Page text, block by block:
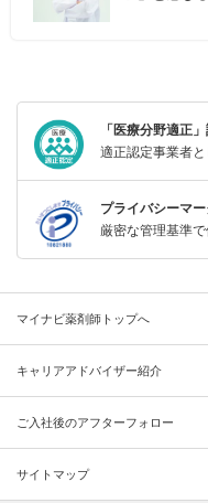
「医療分野適正
適正認定事業者と
プライバシーマ
厳密な管理基準で
マイナビ薬剤師トップへ
キャリアアドバイザー紹介
ご入社後のアフターフォロー
サイトマップ